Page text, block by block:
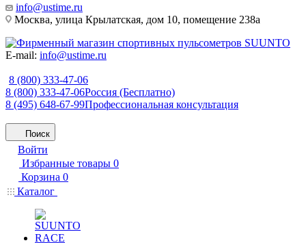
info@ustime.ru
Москва, улица Крылатская, дом 10, помещение 238а
E-mail: info@ustime.ru
8 (800) 333-47-06
8 (800) 333-47-06Россия (Бесплатно)
8 (495) 648-67-99Профессиональная консультация
Поиск
Войти
Избранные товары 0
Корзина 0
Каталог